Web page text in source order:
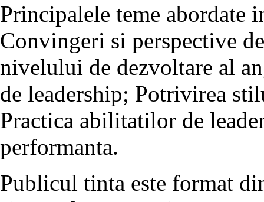
Principalele teme
Convingeri si perspective
nivelului de dezvoltare al
de leadership; Potrivirea
Practica abilitatilor de
performanta.
Publicul tinta este format